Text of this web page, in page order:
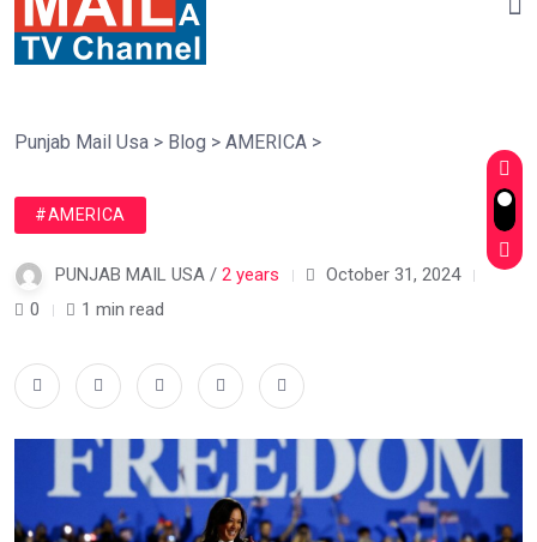
Punjab Mail Usa > Blog > AMERICA >
#AMERICA
PUNJAB MAIL USA / 2 years
October 31, 2024
0
1 min read